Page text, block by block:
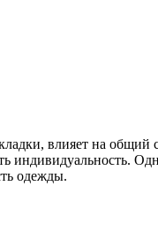
влияет на общий
индивидуальность.
одежды.